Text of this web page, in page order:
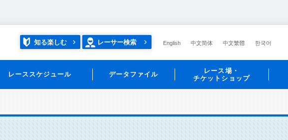
知る楽しむ レーサー検索 English 中文简体 中文繁體 한국어
レーススケジュール データファイル
レース場・
チケットショップ